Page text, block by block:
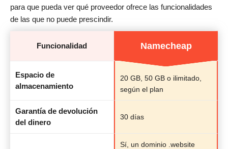
para que pueda ver qué proveedor ofrece las funcionalidades
de las que no puede prescindir.
Funcionalidad Namecheap
Espacio de
almacenamiento
20 GB, 50 GB o ilimitado,
según el plan
Garantía de devolución
del dinero
30 días
Sí, un dominio .website